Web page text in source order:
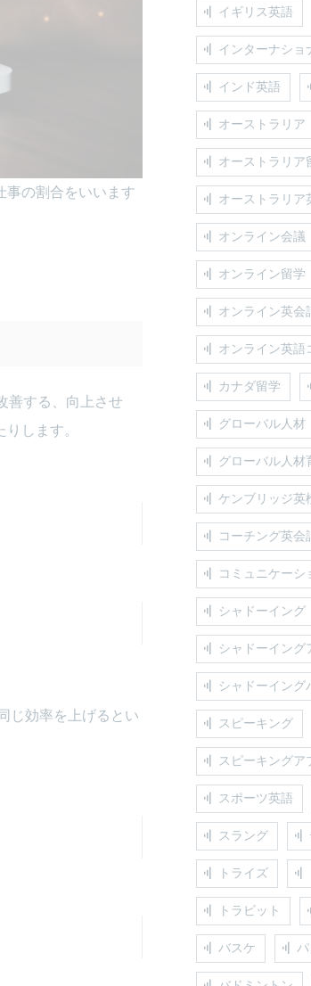
事の割合をいいます
善する、向上させ
します。
じ効率を上げるとい
イギリス英語
インターナショ
インド英語
オーストラリア
オーストラリア
オーストラリア
オンライン会議
オンライン留学
オンライン英会
オンライン英語
カナダ留学
グローバル人材
グローバル人材
ケンブリッジ英
コーチング英会
コミュニケーシ
シャドーイング
シャドーイング
シャドーイング
スピーキング
スピーキングア
スポーツ英語
スラング
トライズ
トラビット
バスケ